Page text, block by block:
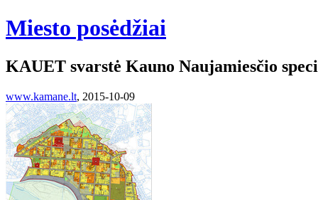
Miesto posėdžiai
KAUET svarstė Kauno Naujamiesčio
www.kamane.lt, 2015-10-09